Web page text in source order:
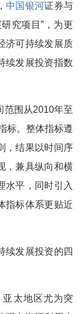
中国银河证券与
究项目”，为更
济可持续发展质
续发展投资指数
范围从2010年至
标。整体指标遵
，结果以时间序
，兼具纵向和横
水平，同时引入
指标体系更贴近
续发展投资的四
太地区尤为突